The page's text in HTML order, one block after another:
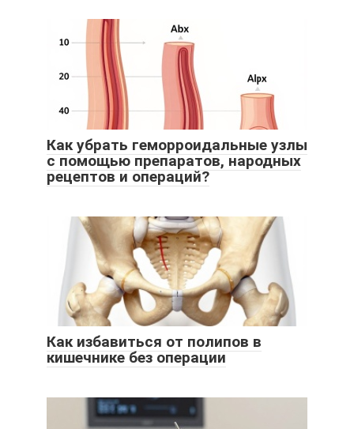
Как убрать геморроидальные узлы
с помощью препаратов, народных
рецептов и операций?
Как избавиться от полипов в
кишечнике без операции